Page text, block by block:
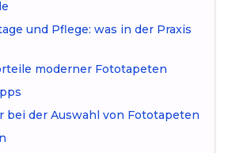
und Pflege: was in der Praxis
moderner Fototapeten
bei der Auswahl von Fototapeten